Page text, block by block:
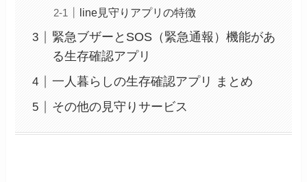
line見守りアプリの特徴
緊急ブザーとSOS（緊急通報）機能があ
る生存確認アプリ
一人暮らしの生存確認アプリ まとめ
その他の見守りサービス